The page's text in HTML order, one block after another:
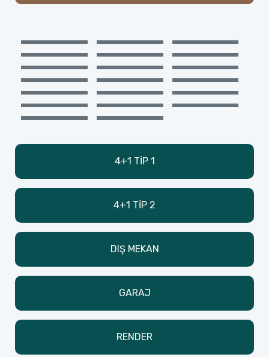
4+1 TİP 1
4+1 TİP 2
DIŞ MEKAN
GARAJ
RENDER